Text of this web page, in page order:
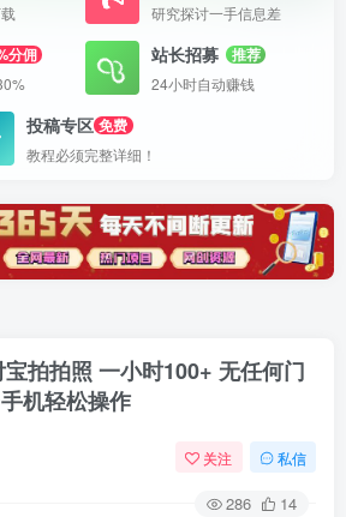
研究探讨一手信息差
分佣
站长招募
推荐
24小时自动赚钱
投稿专区 免费
教程必须完整详细！
宝拍拍照 一小时100+ 无任何门
机轻松操作
关注 私信
286 14